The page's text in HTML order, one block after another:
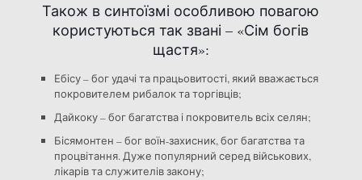
Також в синтоїзмі особливою повагою
користуються так звані – «Сім богів
щастя»:
Ебісу – бог удачі та працьовитості, який вважається
покровителем рибалок та торгівців;
Дайкоку – бог багатства і покровитель всіх селян;
Бісямонтен – бог воїн-захисник, бог багатства та
процвітання. Дуже популярний серед військових,
лікарів та служителів закону;